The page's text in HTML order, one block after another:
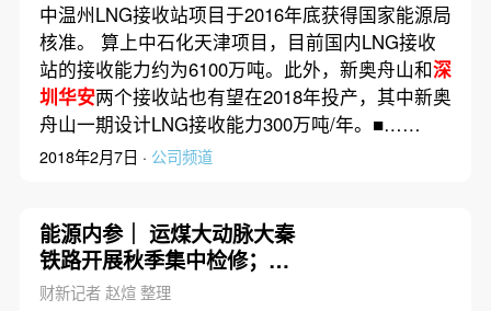
中温州LNG接收站项目于2016年底获得国家能源局
核准。 算上中石化天津项目，目前国内LNG接收
站的接收能力约为6100万吨。此外，新奥舟山和深
圳华安两个接收站也有望在2018年投产，其中新奥
舟山一期设计LNG接收能力300万吨/年。■……
2018年2月7日 · 公司频道
能源内参｜ 运煤大动脉大秦
铁路开展秋季集中检修；辽
宁电力负荷缺口收窄
财新记者 赵煊 整理